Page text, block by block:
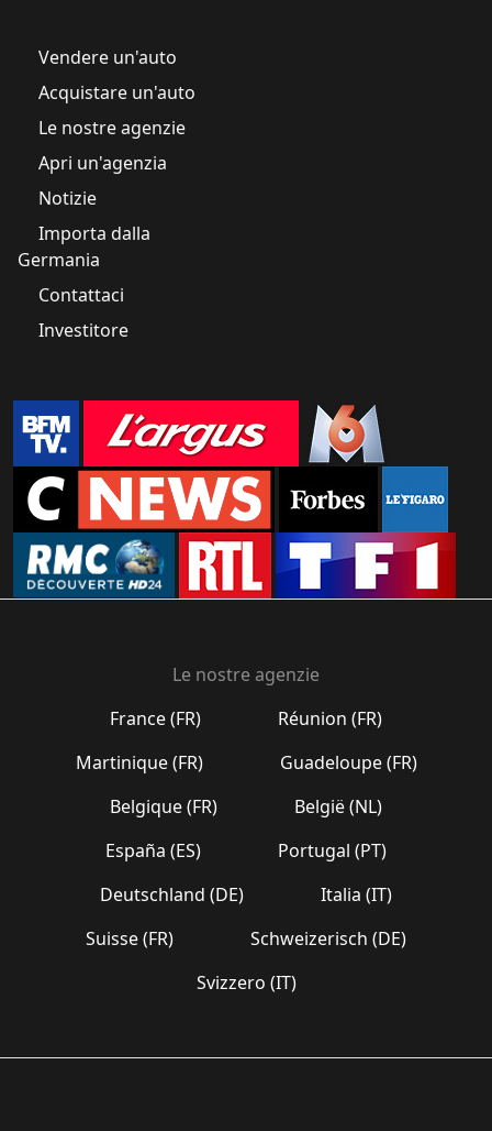
Vendere un'auto
Acquistare un'auto
Le nostre agenzie
Apri un'agenzia
Notizie
Importa dalla
Germania
Contattaci
Investitore
Le nostre agenzie
France (FR)
Réunion (FR)
Martinique (FR)
Guadeloupe (FR)
Belgique (FR)
België (NL)
España (ES)
Portugal (PT)
Deutschland (DE)
Italia (IT)
Suisse (FR)
Schweizerisch (DE)
Svizzero (IT)